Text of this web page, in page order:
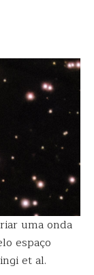
uma onda
espaço
et al.